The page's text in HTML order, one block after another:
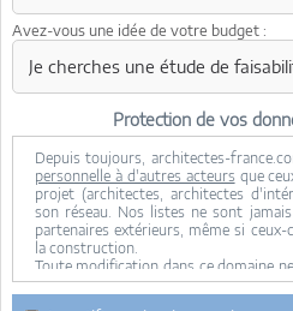
Avez-vous une idée de votre budget :
Protection de vos
Depuis toujours, architectes-
personnelle à d'autres acteurs que
projet (architectes, architectes
son réseau. Nos listes ne sont
partenaires extérieurs, même si
la construction.
Toute modification dans ce domaine
consentement.